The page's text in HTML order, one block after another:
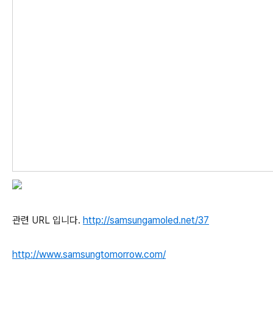
관련 URL 입니다. http://samsungamoled.net/37
http://www.samsungtomorrow.com/